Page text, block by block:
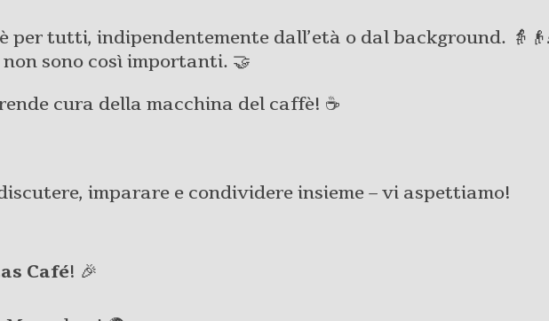
per tutti, indipendentemente dall’età o dal background.
sono così importanti. 🤝
cura della macchina del caffè! ☕
imparare e condividere insieme – vi aspettiamo!
Café! 🎉